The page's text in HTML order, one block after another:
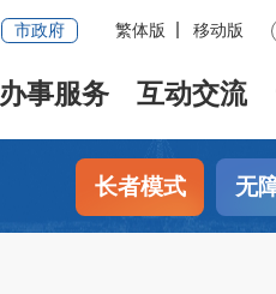
市政府 繁体版 移动版
办事服务 互动交流
长者模式 无